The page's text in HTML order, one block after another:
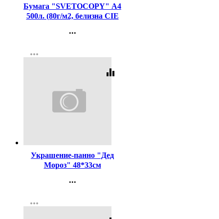
Бумага "SVETOCOPY" А4
500л. (80г/м2, белизна CIE
(Ст.5)
...
Регистрация
more_horiz
equalizer
Украшение-панно "Дед
Мороз" 48*33см
...
Регистрация
more_horiz